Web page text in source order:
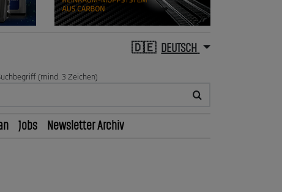
DEUTSCH
(mind. 3 Zeichen)
Jobs Newsletter Archiv